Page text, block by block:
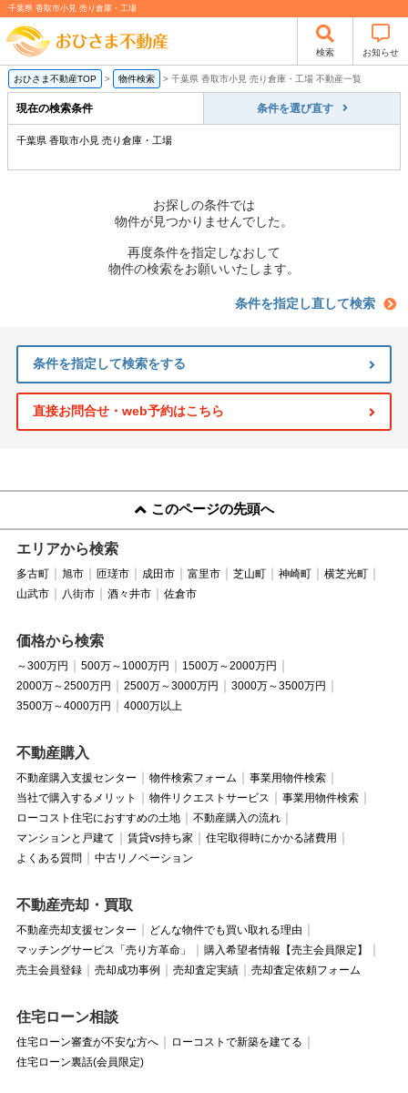
千葉県 香取市小見 売り倉庫・工場
検索 お知らせ
おひさま不動産TOP > 物件検索 > 千葉県 香取市小見 売り倉庫・工場 不動産一覧
現在の検索条件 条件を選び直す
千葉県 香取市小見 売り倉庫・工場
お探しの条件では
物件が見つかりませんでした。
再度条件を指定しなおして
物件の検索をお願いいたします。
条件を指定し直して検索
条件を指定して検索をする
直接お問合せ・web予約はこちら
このページの先頭へ
エリアから検索
多古町 旭市 匝瑳市 成田市 富里市 芝山町 神崎町
横芝光町
山武市
八街市 酒々井市 佐倉市
価格から検索
～300万円 500万～1000万円
1500万～2000万円
2000万～2500万円
2500万～3000万円
3000万～3500万円
3500万～4000万円
4000万以上
不動産購入
不動産購入支援センター 物件検索フォーム
事業用物件検索
当社で購入するメリット
物件リクエストサービス
事業用物件検索
ローコスト住宅におすすめの土地
不動産購入の流れ
マンションと戸建て
賃貸vs持ち家
住宅取得時にかかる諸費用
よくある質問
中古リノベーション
不動産売却・買取
不動産売却支援センター
どんな物件でも買い取れる理由
マッチングサービス「売り方革命」
購入希望者情報【売主会員限定】
売主会員登録
売却成功事例 売却査定実績 売却査定依頼フォーム
住宅ローン相談
住宅ローン審査が不安な方へ
ローコストで新築を建てる
住宅ローン裏話(会員限定)